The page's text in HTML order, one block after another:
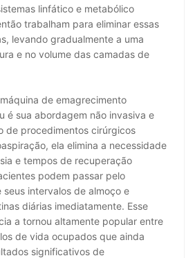
linfático e metabólico
trabalham para eliminar essas
levando gradualmente a uma
e no volume das camadas de
de emagrecimento
é sua abordagem não invasiva e
de procedimentos cirúrgicos
ela elimina a necessidade
e tempos de recuperação
podem passar pelo
intervalos de almoço e
diárias imediatamente. Esse
a tornou altamente popular entre
de vida ocupados que ainda
significativos de